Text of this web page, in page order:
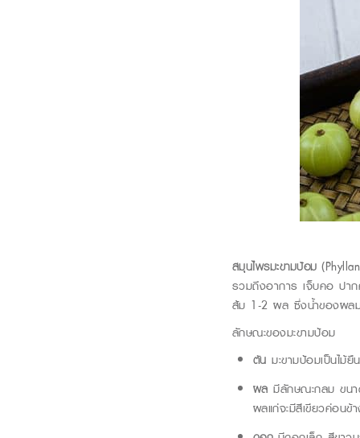
สมุนไพรมะขามป้อม
รวมถึงอาการ เจ็บคอ ปา
ส้ม 1-2 ผล ซึ่งน้ำของผลมะ
ลักษณะของมะขามป้อม
ต้น มะขามป้อมเป็นไม้
ผล มีลักษณะกลม ขน
ผลแก่จะมีสีเขียวค่อนข้